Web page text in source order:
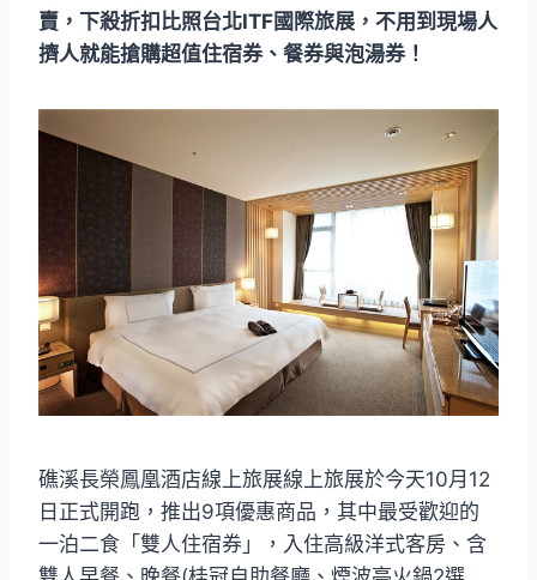
賣，下殺折扣比照台北ITF國際旅展，不用到現場人
擠人就能搶購超值住宿券、餐券與泡湯券！
礁溪長榮鳳凰酒店線上旅展線上旅展於今天10月12
日正式開跑，推出9項優惠商品，其中最受歡迎的
一泊二食「雙人住宿券」，入住高級洋式客房、含